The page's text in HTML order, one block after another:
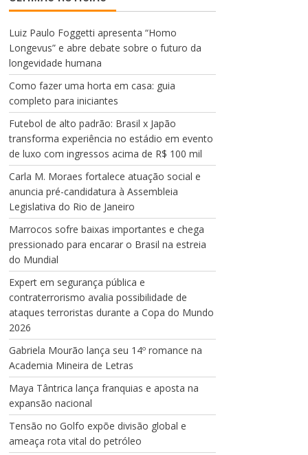
í
d
e
o
Luiz Paulo Foggetti apresenta “Homo
Longevus” e abre debate sobre o futuro da
longevidade humana
Como fazer uma horta em casa: guia
completo para iniciantes
Futebol de alto padrão: Brasil x Japão
transforma experiência no estádio em evento
de luxo com ingressos acima de R$ 100 mil
Carla M. Moraes fortalece atuação social e
anuncia pré-candidatura à Assembleia
Legislativa do Rio de Janeiro
Marrocos sofre baixas importantes e chega
pressionado para encarar o Brasil na estreia
do Mundial
Expert em segurança pública e
contraterrorismo avalia possibilidade de
ataques terroristas durante a Copa do Mundo
2026
Gabriela Mourão lança seu 14º romance na
Academia Mineira de Letras
Maya Tântrica lança franquias e aposta na
expansão nacional
Tensão no Golfo expõe divisão global e
ameaça rota vital do petróleo